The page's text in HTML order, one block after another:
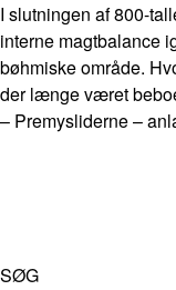
I slutningen af 800-
interne magtbalance
bøhmiske område.
der længe været
– Premysliderne –
SØG